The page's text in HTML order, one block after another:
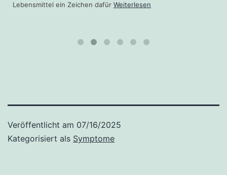
Lebensmittel ein Zeichen dafür Weiterlesen
Veröffentlicht am 07/16/2025
Kategorisiert als Symptome